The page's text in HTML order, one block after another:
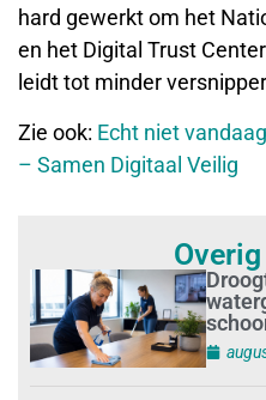
hard gewerkt om het
en het Digital Trust
leidt tot minder
Zie ook: Echt niet vandaag
– Samen Digitaal Veilig